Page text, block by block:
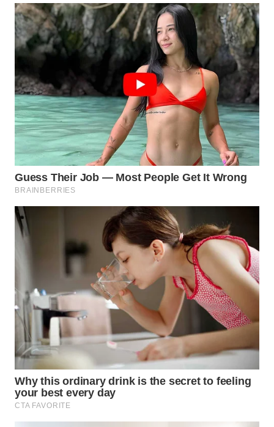
WN
LABUHANBATU
WN
TENGAH
WN DELI
SERDANG
TEBING
TINGGI
PAKPAK
KARAWANG
WN
BEKASI
WN
BOGOR
WN
DEPOK